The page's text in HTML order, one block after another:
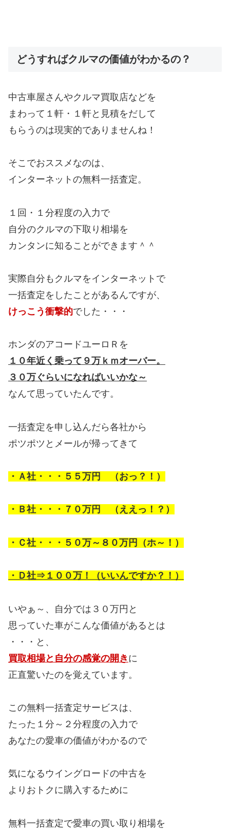
どうすればクルマの価値がわかるの？
中古車屋さんやクルマ買取店などを
まわって１軒・１軒と見積をだして
もらうのは現実的でありませんね！
そこでおススメなのは、
インターネットの無料一括査定。
１回・１分程度の入力で
自分のクルマの下取り相場を
カンタンに知ることができます＾＾
実際自分もクルマをインターネットで
一括査定をしたことがあるんですが、
けっこう衝撃的でした・・・
ホンダのアコードユーロＲを
１０年近く乗って９万ｋｍオーバー。
３０万ぐらいになればいいかな～
なんて思っていたんです。
一括査定を申し込んだら各社から
ポツポツとメールが帰ってきて
・Ａ社・・・５５万円 （おっ？！）
・Ｂ社・・・７０万円 （ええっ！？）
・Ｃ社・・・５０万～８０万円（ホ～！）
・Ｄ社⇒１００万！（いいんですか？！）
いやぁ～、自分では３０万円と
思っていた車がこんな価値があるとは
・・・と、
買取相場と自分の感覚の開き に
正直驚いたのを覚えています。
この無料一括査定サービスは、
たった１分～２分程度の入力で
あなたの愛車の価値がわかるので
気になるウイングロードの中古を
よりおトクに購入するために
無料一括査定で愛車の買い取り相場を